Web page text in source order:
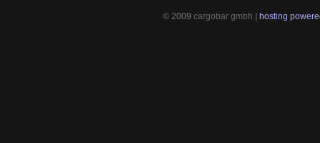
© 2009 cargobar gmbh | hosting